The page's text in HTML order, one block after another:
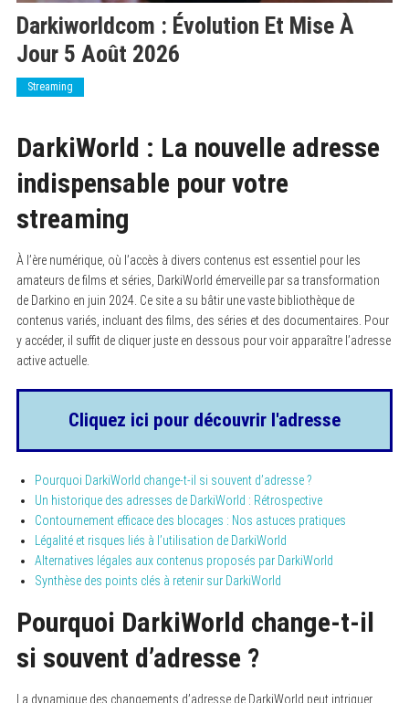
Darkiworldcom : Évolution Et Mise À
Jour 5 Août 2026
Streaming
DarkiWorld : La nouvelle adresse
indispensable pour votre
streaming
À l’ère numérique, où l’accès à divers contenus est essentiel pour les
amateurs de films et séries, DarkiWorld émerveille par sa transformation
de Darkino en juin 2024. Ce site a su bâtir une vaste bibliothèque de
contenus variés, incluant des films, des séries et des documentaires. Pour
y accéder, il suffit de cliquer juste en dessous pour voir apparaître l’adresse
active actuelle.
Cliquez ici pour découvrir l'adresse
Pourquoi DarkiWorld change-t-il si souvent d’adresse ?
Un historique des adresses de DarkiWorld : Rétrospective
Contournement efficace des blocages : Nos astuces pratiques
Légalité et risques liés à l’utilisation de DarkiWorld
Alternatives légales aux contenus proposés par DarkiWorld
Synthèse des points clés à retenir sur DarkiWorld
Pourquoi DarkiWorld change-t-il
si souvent d’adresse ?
La dynamique des changements d’adresse de DarkiWorld peut intriguer,